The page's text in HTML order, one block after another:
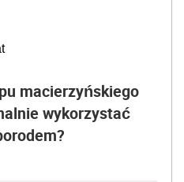
macierzyńskiego
wykorzystać